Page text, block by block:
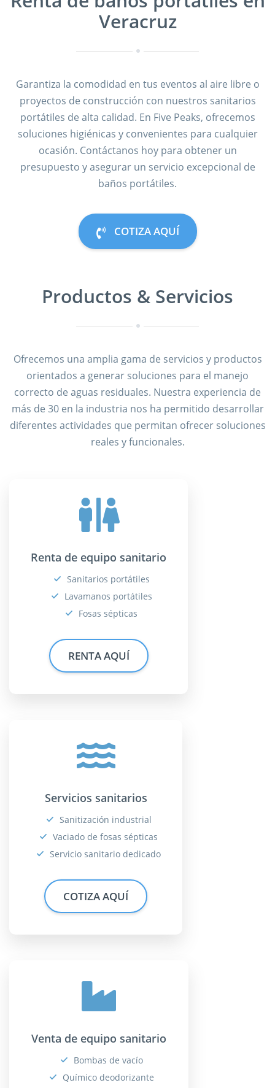
Veracruz
Garantiza la comodidad en tus eventos al aire libre o
proyectos de construcción con nuestros sanitarios
portátiles de alta calidad. En Five Peaks, ofrecemos
soluciones higiénicas y convenientes para cualquier
ocasión. Contáctanos hoy para obtener un
presupuesto y asegurar un servicio excepcional de
baños portátiles.
COTIZA AQUÍ
Productos & Servicios
Ofrecemos una amplia gama de servicios y productos
orientados a generar soluciones para el manejo
correcto de aguas residuales. Nuestra experiencia de
más de 30 en la industria nos ha permitido desarrollar
diferentes actividades que permitan ofrecer soluciones
reales y funcionales.
Renta de equipo sanitario
Sanitarios portátiles
Lavamanos portátiles
Fosas sépticas
RENTA AQUÍ
Servicios sanitarios
Sanitización industrial
Vaciado de fosas sépticas
Servicio sanitario dedicado
COTIZA AQUÍ
Venta de equipo sanitario
Bombas de vacío
Químico deodorizante